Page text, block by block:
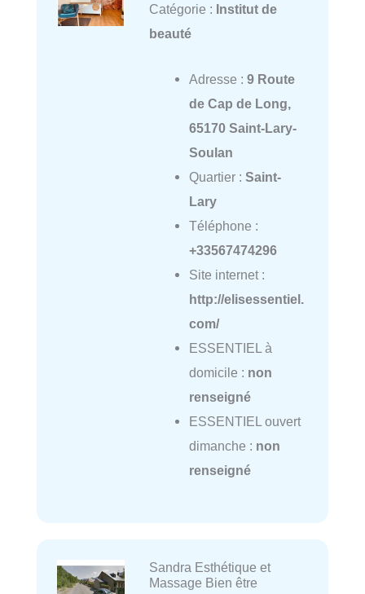
Catégorie : Institut de
beauté
Adresse : 9 Route
de Cap de Long,
65170 Saint-Lary-
Soulan
Quartier : Saint-
Lary
Téléphone :
+33567474296
Site internet :
http://elisessentiel.
com/
ESSENTIEL à
domicile : non
renseigné
ESSENTIEL ouvert
dimanche : non
renseigné
Sandra Esthétique et
Massage Bien être